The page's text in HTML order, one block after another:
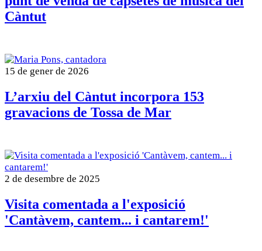
Càntut
15 de gener de 2026
L’arxiu del Càntut incorpora 153
gravacions de Tossa de Mar
2 de desembre de 2025
Visita comentada a l'exposició
'Cantàvem, cantem... i cantarem!'